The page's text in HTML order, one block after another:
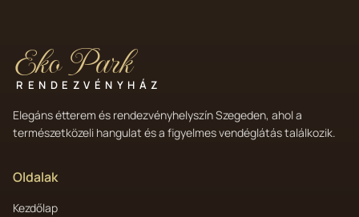
Eko Park
RENDEZVÉNYHÁZ
Elegáns étterem és rendezvényhelyszín Szegeden, ahol a
természetközeli hangulat és a figyelmes vendéglátás találkozik.
Oldalak
Kezdőlap